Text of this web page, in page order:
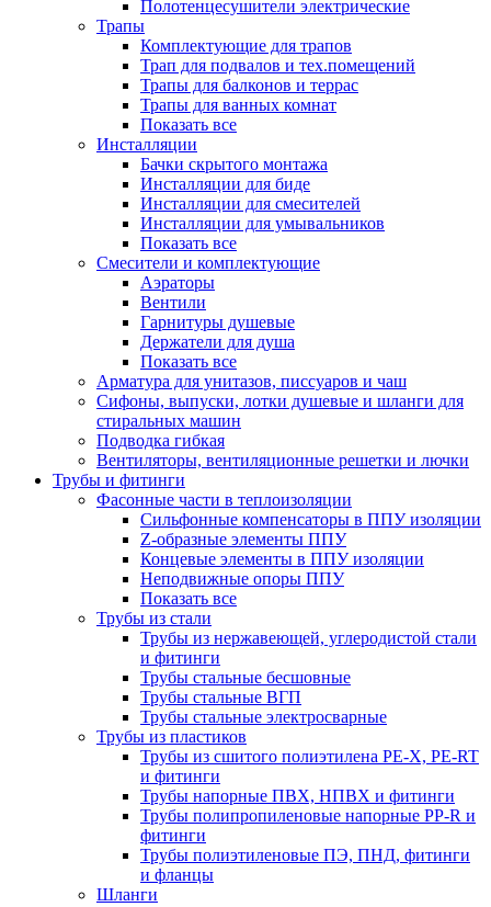
Полотенцесушители электрические
Трапы
Комплектующие для трапов
Трап для подвалов и тех.помещений
Трапы для балконов и террас
Трапы для ванных комнат
Показать все
Инсталляции
Бачки скрытого монтажа
Инсталляции для биде
Инсталляции для смесителей
Инсталляции для умывальников
Показать все
Смесители и комплектующие
Аэраторы
Вентили
Гарнитуры душевые
Держатели для душа
Показать все
Арматура для унитазов, писсуаров и чаш
Сифоны, выпуски, лотки душевые и шланги для
стиральных машин
Подводка гибкая
Вентиляторы, вентиляционные решетки и лючки
Трубы и фитинги
Фасонные части в теплоизоляции
Cильфонные компенсаторы в ППУ изоляции
Z-образные элементы ППУ
Концевые элементы в ППУ изоляции
Неподвижные опоры ППУ
Показать все
Трубы из стали
Трубы из нержавеющей, углеродистой стали
и фитинги
Трубы стальные бесшовные
Трубы стальные ВГП
Трубы стальные электросварные
Трубы из пластиков
Трубы из сшитого полиэтилена PE-X, PE-RT
и фитинги
Трубы напорные ПВХ, НПВХ и фитинги
Трубы полипропиленовые напорные PP-R и
фитинги
Трубы полиэтиленовые ПЭ, ПНД, фитинги
и фланцы
Шланги